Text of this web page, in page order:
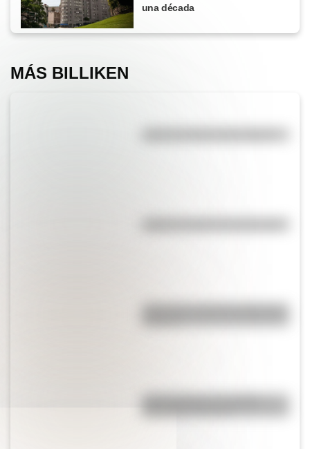
una década
MÁS BILLIKEN
¿Qué significa ser Católico